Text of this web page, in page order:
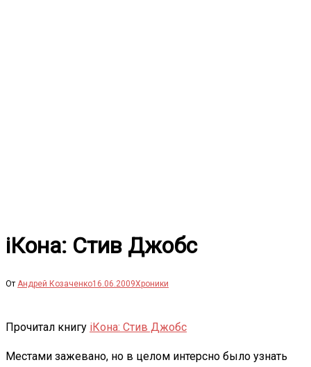
iКона: Стив Джобс
От Андрей Козаченко16.06.2009Хроники
Прочитал книгу iКона: Стив Джобс
Местами зажевано, но в целом интерсно было узнать